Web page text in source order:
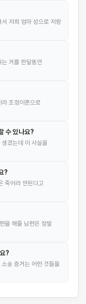
저희 엄마 성으로 저랑
거를 한달동안
조정이혼으로
수 있나요?
겼는데 이 사실을
?
죽어라 안된다고
을 해줄 남편은 정말
?
송 증거는 어떤 것들을